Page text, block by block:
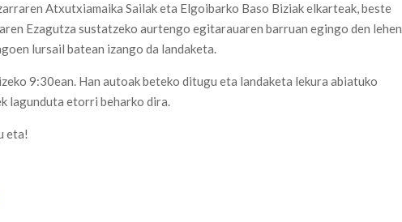
Atxutxiamaika Sailak eta Elgoibarko Baso Biziak elkarteak, beste
Ezagutza sustatzeko aurtengo egitarauaren barruan egingo den lehen
lursail batean izango da landaketa.
9:30ean. Han autoak beteko ditugu eta landaketa lekura abiatuko
lagunduta etorri beharko dira.
eta!